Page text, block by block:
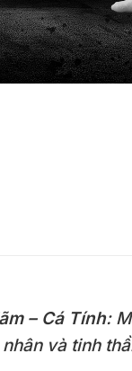
– Cá Tính:
và tinh